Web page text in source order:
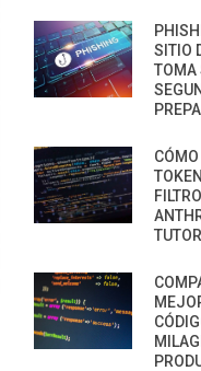
SITIO
TOMA